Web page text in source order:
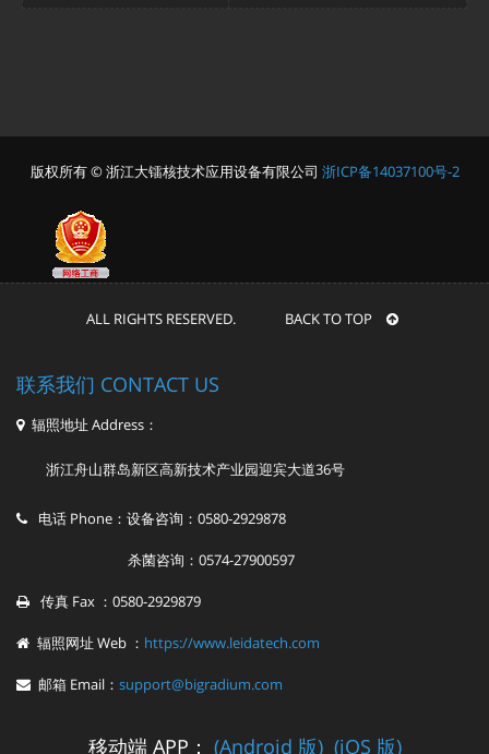
版权所有 © 浙江大镭核技术应用设备有限公司 浙ICP备14037100号-2
ALL RIGHTS RESERVED. BACK TO TOP
联系我们 CONTACT US
辐照地址 Address：
浙江舟山群岛新区高新技术产业园迎宾大道36号
电话 Phone：设备咨询：0580-2929878
杀菌咨询：0574-27900597
传真 Fax ：0580-2929879
辐照网址 Web ： https://www.leidatech.com
邮箱 Email： support@bigradium.com
移动端 APP： (Android 版) (iOS 版)